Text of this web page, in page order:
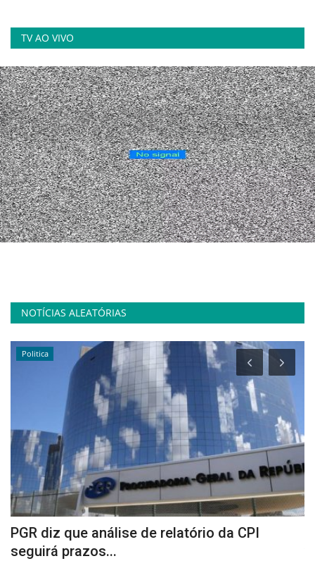
TV AO VIVO
NOTÍCIAS ALEATÓRIAS
Politica
PGR diz que análise de relatório da CPI
seguirá prazos...